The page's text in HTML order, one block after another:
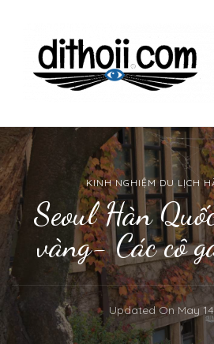
ĐI THÔII!
Du lịch một mình có gì thú vị? làm
vẫn an toàn, giá rẻ vui vẻ? Tham
năm đi du lịch một mình của mình
KINH NGHIỆM DU LỊCH
Seoul Hàn
vàng- Các cô
Updated On May